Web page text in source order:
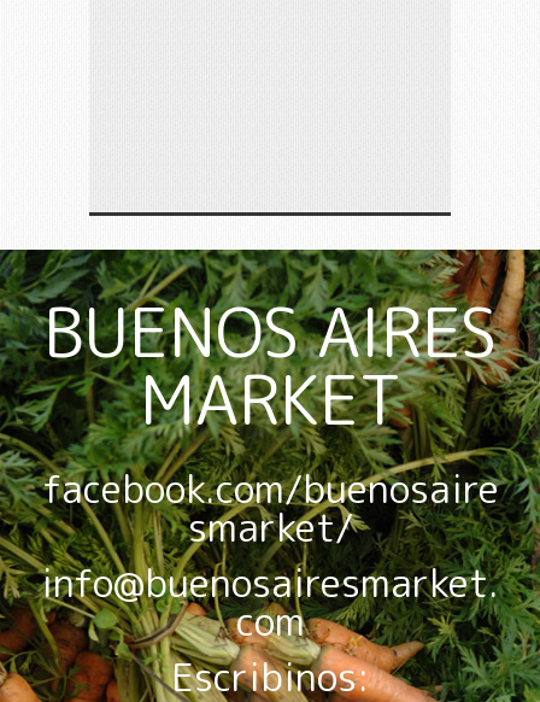
BUENOS AIRES
MARKET
facebook.com/buenosaire
smarket/
info@buenosairesmarket.
com
Escribinos: